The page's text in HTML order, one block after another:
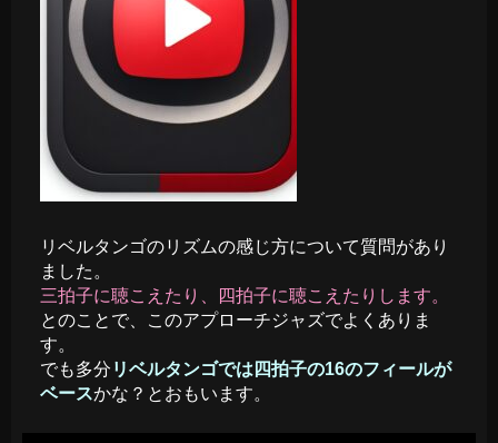
リベルタンゴのリズムの感じ方について質問があり
ました。
三拍子に聴こえたり、四拍子に聴こえたりします。
とのことで、このアプローチジャズでよくありま
す。
でも多分 リベルタンゴでは四拍子の16のフィールが
ベースかな？とおもいます。